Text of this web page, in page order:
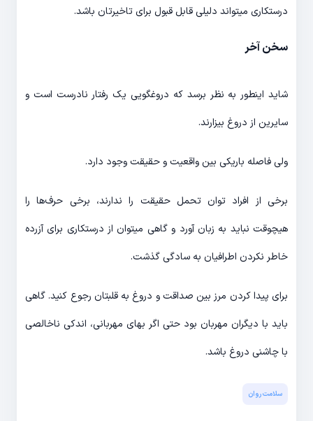
درستکاری میتواند دلیلی قابل قبول برای تاخیرتان باشد.
سخن آخر
شاید اینطور به نظر برسد که دروغگویی یک رفتار نادرست است و
سایرین از دروغ بیزارند.
ولی فاصله باریکی بین واقعیت و حقیقت وجود دارد.
برخی از افراد توان تحمل حقیقت را ندارند، برخی حرف‌ها را
هیچوقت نباید به زبان آورد و گاهی میتوان از درستکاری برای آزرده
خاطر نکردن اطرافیان به سادگی گذشت.
برای پیدا کردن مرز بین صداقت و دروغ به قلبتان رجوع کنید. گاهی
باید با دیگران مهربان بود حتی اگر بهای مهربانی، اندکی ناخالصی
با چاشنی دروغ باشد.
سلامت روان